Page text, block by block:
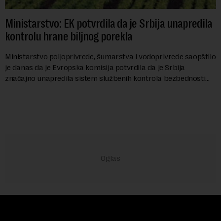
Ministarstvo: EK potvrdila da je Srbija unapredila
kontrolu hrane biljnog porekla
Ministarstvo poljoprivrede, šumarstva i vodoprivrede saopštilo
je danas da je Evropska komisija potvrdila da je Srbija
značajno unapredila sistem službenih kontrola bezbednosti